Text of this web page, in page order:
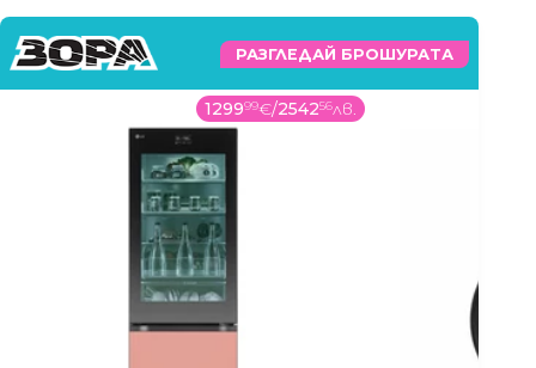
РАЗГЛЕДАЙ БРОШУРАТА
129999€/254256лв.